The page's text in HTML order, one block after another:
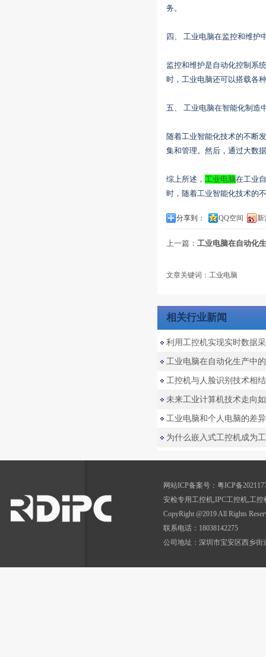
务。
四、 工业电脑在监控和维护
监控和维护是自动化控制系
时，工业电脑还可以搭载各
五、 工业电脑在智能化制造
随着工业智能化技术的不断
集和管理。然后，通过大数
综上所述， 工业电脑在工业
时，随着工业智能化技术的
分享到： QQ空间 新
上一篇： 工业电脑在自动化
文章关键词：工业电脑
相关行业新闻
利用工控机实现实时数据
工业电脑在自动化生产中
工控机与人脸识别技术相
未来工业计算机技术走向
工业电脑和个人电脑的差异
为什么嵌入式工控机成为
网站ICP备案号： 粤ICP备
安检专用工控机 IPC工控机,工控
CopyRight @2019 All Rights
联系电话：18038142275
公司地址：深圳市宝安区西乡街